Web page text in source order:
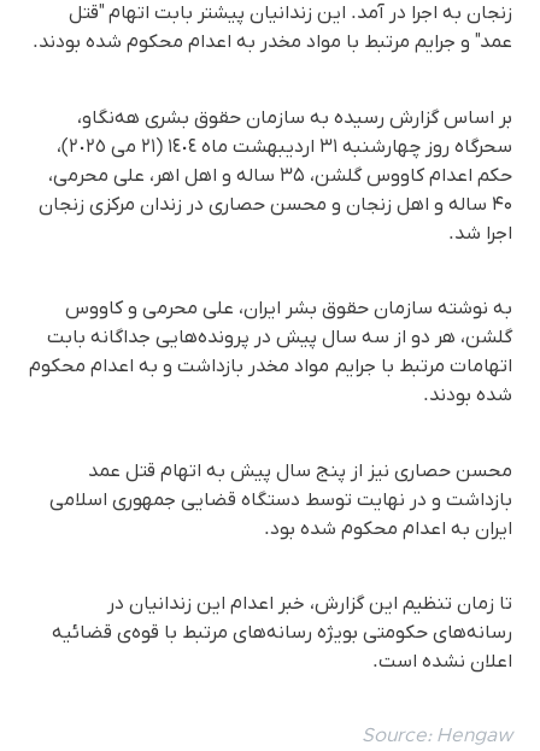
زنجان به اجرا در آمد. این زندانیان پیشتر بابت اتهام "قتل
عمد" و جرایم مرتبط با مواد مخدر به اعدام محکوم شده بودند.
بر اساس گزارش رسیده به سازمان حقوق بشری هه‌نگاو،
سحرگاه روز چهارشنبه ۳۱ اردیبهشت ‌ماه ١٤٠٤ (٢١ می ٢٠٢٥)،
حکم اعدام کاووس گلشن، ۳۵ ساله و اهل اهر، علی محرمی،
۴۰ ساله و اهل زنجان و محسن حصاری در زندان مرکزی زنجان
اجرا شد.
به نوشته سازمان حقوق بشر ایران، علی محرمی و کاووس
گلشن، هر دو از سه سال پیش در پرونده‌هایی جداگانه بابت
اتهامات مرتبط با جرایم مواد مخدر بازداشت و به اعدام محکوم
شده بودند.
محسن حصاری نیز از پنج سال پیش به اتهام قتل عمد
بازداشت و در نهایت توسط دستگاه قضایی جمهوری اسلامی
ایران به اعدام محکوم شده بود.
تا زمان تنظیم این گزارش، خبر اعدام این زندانیان در
رسانه‌های حکومتی بویژه رسانه‌های مرتبط با قوه‌ی قضائیه
اعلان نشده است.
Source: Hengaw